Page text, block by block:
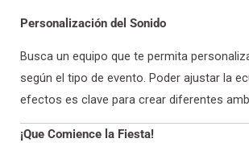
Personalización del Sonido
Busca un equipo que te permita
según el tipo de evento. Poder ajustar la
efectos es clave para crear diferentes
¡Que Comience la Fiesta!